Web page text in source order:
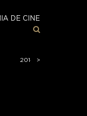
DE CINE
2014 >
>